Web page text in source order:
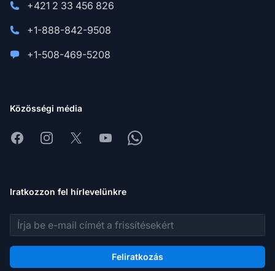
+421 2 33 456 826
+1-888-842-9508
+1-508-469-5208
Közösségi média
FacebookInstagram
X YoutubeWhatsapp
Iratkozzon fel hírlevelünkre
E-mail cím
Feliratkozás